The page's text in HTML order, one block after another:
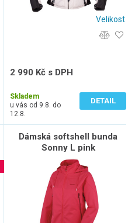
Velikost
2 990 Kč s DPH
Skladem
u vás od 9.8. do
12.8.
DETAIL
Dámská softshell bunda
Sonny L pink